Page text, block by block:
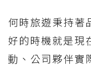
何時旅遊秉持著
好的時機就是現
動、公司夥伴實